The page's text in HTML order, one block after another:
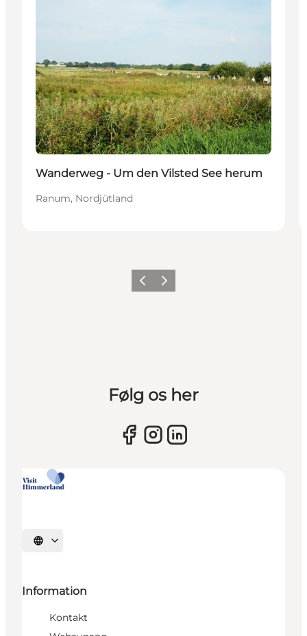
Wanderweg - Um den Vilsted See herum
Ranum, Nordjütland
Vorherige Folie
Nächste Folie
Følg os her
Sprache auswählen
Information
Kontakt